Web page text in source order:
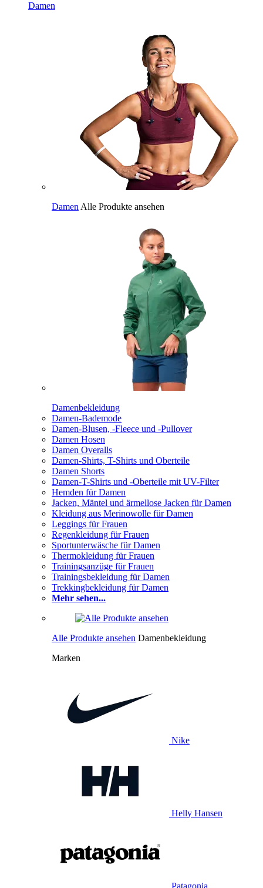
Damen
Damen Alle Produkte ansehen
Damenbekleidung
Damen-Bademode
Damen-Blusen, -Fleece und -Pullover
Damen Hosen
Damen Overalls
Damen-Shirts, T-Shirts und Oberteile
Damen Shorts
Damen-T-Shirts und -Oberteile mit UV-Filter
Hemden für Damen
Jacken, Mäntel und ärmellose Jacken für Damen
Kleidung aus Merinowolle für Damen
Leggings für Frauen
Regenkleidung für Frauen
Sportunterwäsche für Damen
Thermokleidung für Frauen
Trainingsanzüge für Frauen
Trainingsbekleidung für Damen
Trekkingbekleidung für Damen
Mehr sehen...
Alle Produkte ansehen Damenbekleidung
Marken
Nike
Helly Hansen
Patagonia